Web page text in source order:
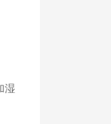
湿